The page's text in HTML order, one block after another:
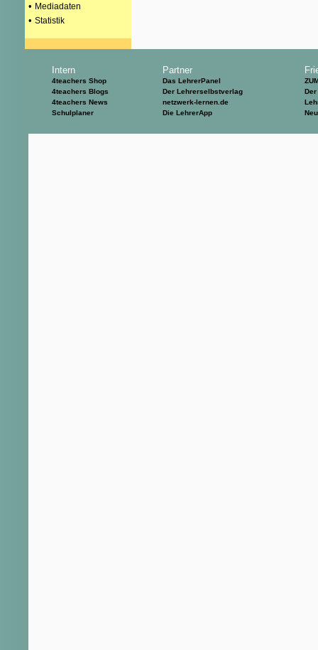
• Mediadaten
• Statistik
Intern
4teachers Shop
4teachers Blogs
4teachers News
Schulplaner
Partner
Das LehrerPanel
Der Lehrerselbstverlag
netzwerk-lernen.de
Die LehrerApp